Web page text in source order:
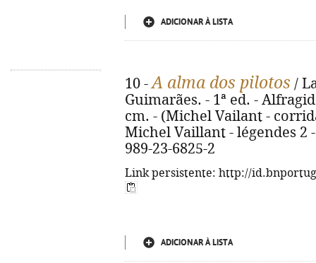
ADICIONAR À LISTA
10 -A alma dos pilotos /
Guimarães. - 1ª ed. -
cm. - (Michel Vailant -
Michel Vaillant - légendes 2
989-23-6825-2
Link persistente: http://
ADICIONAR À LISTA